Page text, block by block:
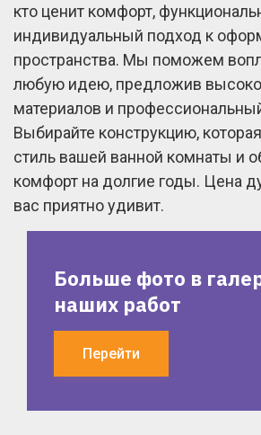
кто ценит комфорт,
индивидуальный подход к
пространства. Мы поможем
любую идею, предложив
материалов и
Выбирайте конструкцию,
стиль вашей ванной комнаты и
комфорт на долгие годы. Цена
вас приятно удивит.
Больше фото в
наших работ
Перейти